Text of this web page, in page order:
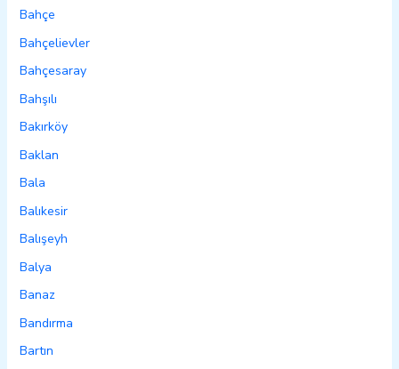
Bahçe
Bahçelievler
Bahçesaray
Bahşılı
Bakırköy
Baklan
Bala
Balıkesir
Balışeyh
Balya
Banaz
Bandırma
Bartın